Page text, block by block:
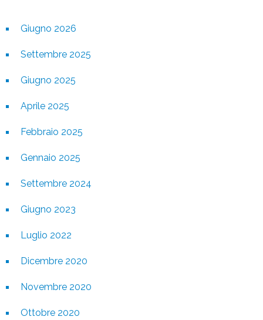
Giugno 2026
Settembre 2025
Giugno 2025
Aprile 2025
Febbraio 2025
Gennaio 2025
Settembre 2024
Giugno 2023
Luglio 2022
Dicembre 2020
Novembre 2020
Ottobre 2020